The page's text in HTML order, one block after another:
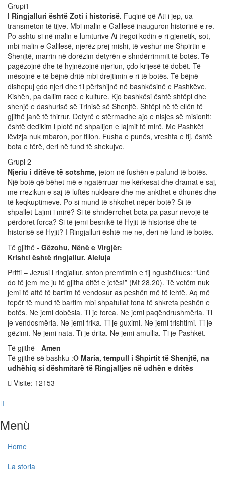
Grupi1
I Ringjalluri është Zoti i historisë. Fuqinë që Ati i jep, ua
transmeton të tijve. Mbi malin e Galilesë inauguron historinë e re.
Po ashtu si në malin e lumturive Ai tregoi kodin e ri gjenetik, sot,
mbi malin e Galilesë, njerëz prej mishi, të veshur me Shpirtin e
Shenjtë, marrin në dorëzim detyrën e shndërrimmit të botës. Të
pagëzojnë dhe të hyjnëzojnë njeriun, çdo krijesë të dobët. Të
mësojnë e të bëjnë dritë mbi drejtimin e ri të botës. Të bëjnë
dishepuj çdo njeri dhe t’i përfshijnë në bashkësinë e Pashkëve,
Kishën, pa dallim race e kulture. Kjo bashkësi është shtëpi dhe
shenjë e dashurisë së Trinisë së Shenjtë. Shtëpi në të cilën të
gjithë janë të thirrur. Detyrë e stërmadhe ajo e nisjes së misionit:
është dedikim i plotë në shpalljen e lajmit të mirë. Me Pashkët
lëvizja nuk mbaron, por fillon. Fusha e punës, vreshta e tij, është
bota e tërë, deri në fund të shekujve.
Grupi 2
Njeriu i ditëve të sotshme, jeton në fushën e pafund të botës.
Një botë që bëhet më e ngatërruar me kërkesat dhe dramat e saj,
me rrezikun e saj të luftës nukleare dhe me ankthet e dhunës dhe
të keqkuptimeve. Po si mund të shkohet nëpër botë? Si të
shpallet Lajmi i mirë? Si të shndërrohet bota pa pasur nevojë të
përdoret forca? Si të jemi besnikë të Hyjit të historisë dhe të
historisë së Hyjit? I Ringjalluri është me ne, deri në fund të botës.
Të gjithë - Gëzohu, Nënë e Virgjër:
Krishti është ringjallur. Aleluja
Prifti – Jezusi i ringjallur, shton premtimin e tij ngushëllues: “Unë
do të jem me ju të gjitha ditët e jetës!” (Mt 28,20). Të vetëm nuk
jemi të aftë të bartim të vendosur as peshën më të lehtë. Aq më
tepër të mund të bartim mbi shpatullat tona të shkreta peshën e
botës. Ne jemi dobësia. Ti je forca. Ne jemi paqëndrushmëria. Ti
je vendosmëria. Ne jemi frika. Ti je guximi. Ne jemi trishtimi. Ti je
gëzimi. Ne jemi nata. Ti je drita. Ne jemi amullia. Ti je Pashkët.
Të gjithë - Amen
Të gjithë së bashku :O Maria, tempull i Shpirtit të Shenjtë, na
udhëhiq si dëshmitarë të Ringjalljes në udhën e dritës
Visite: 12153
Menù
Home
La storia